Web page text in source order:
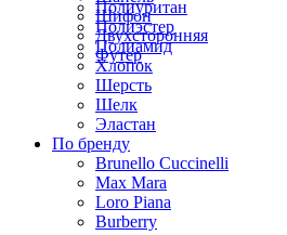
Шифон
Двухсторонняя
Футер
Полиуритан
Полиэстер
Полиамид
Хлопок
Шерсть
Шелк
Эластан
По бренду
Brunello Cuccinelli
Max Mara
Loro Piana
Burberry